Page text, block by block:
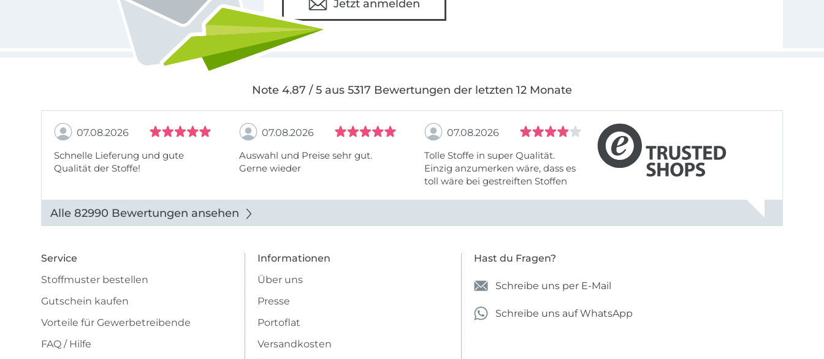
Jetzt anmelden
Note 4.87 / 5 aus 5317 Bewertungen der letzten 12 Monate
07.08.2026
Schnelle Lieferung und gute
Qualität der Stoffe!
07.08.2026
Auswahl und Preise sehr gut.
Gerne wieder
07.08.2026
Tolle Stoffe in super Qualität.
Einzig anzumerken wäre, dass es
toll wäre bei gestreiften Stoffen
Alle 82990 Bewertungen ansehen
Service
Stoffmuster bestellen
Gutschein kaufen
Vorteile für Gewerbetreibende
FAQ / Hilfe
Informationen
Über uns
Presse
Portoflat
Versandkosten
Hast du Fragen?
Schreibe uns per E-Mail
Schreibe uns auf WhatsApp